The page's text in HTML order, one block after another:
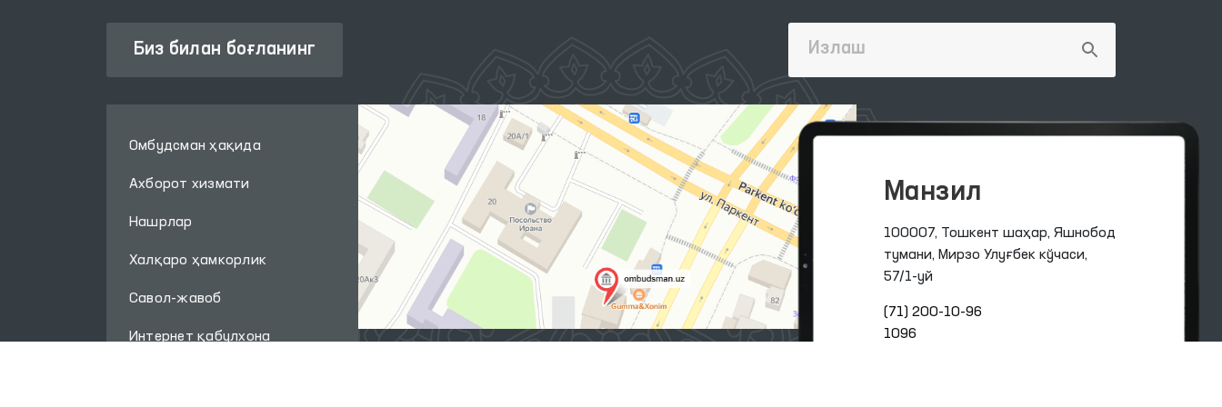
Биз билан боғланинг
Омбудсман ҳақида
Ахборот хизмати
Нашрлар
Халқаро ҳамкорлик
Савол-жавоб
Интернет қабулхона
Манзил
100007, Тошкент шаҳар, Яшнобод
тумани, Мирзо Улуғбек кўчаси,
57/1-уй
(71) 200-10-96
1096